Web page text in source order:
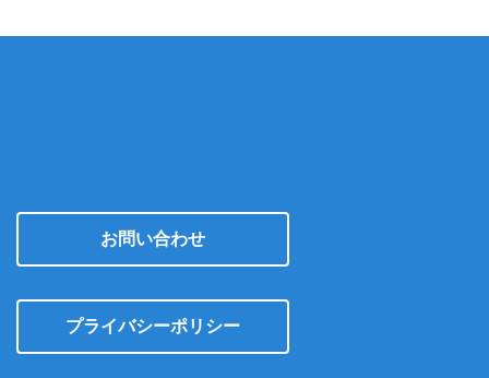
お問い合わせ
プライバシーポリシー